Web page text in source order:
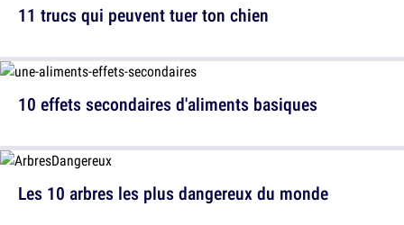
11 trucs qui peuvent tuer ton chien
10 effets secondaires d'aliments basiques
Les 10 arbres les plus dangereux du monde